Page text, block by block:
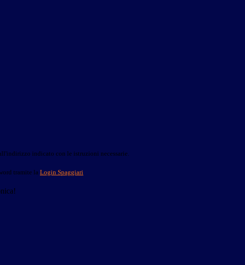
indicato con le istruzioni necessarie.
tramite la Login Spaggiari